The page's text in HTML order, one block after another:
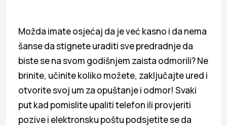
Možda imate osjećaj da je već kasno i da nema
šanse da stignete uraditi sve predradnje da
biste se na svom godišnjem zaista odmorili? Ne
brinite, učinite koliko možete, zaključajte ured i
otvorite svoj um za opuštanje i odmor! Svaki
put kad pomislite upaliti telefon ili provjeriti
pozive i elektronsku poštu podsjetite se da